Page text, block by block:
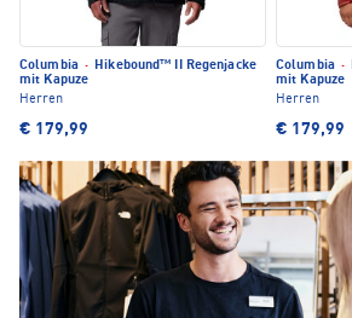
Columbia ·
Hikebound™ II Regenjacke
mit Kapuze
Herren
€ 179,99
Columbia ·
mit Kapuze
Herren
€ 179,99